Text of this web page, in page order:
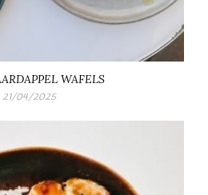
WAFELS
21/04/2025